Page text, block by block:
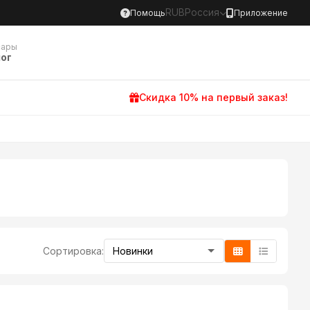
Помощь RUBРоссия Приложение
Скидка 10% на первый заказ!
Сортировка: